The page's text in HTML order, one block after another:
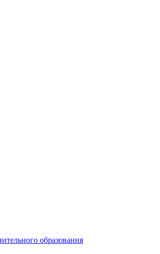
образования